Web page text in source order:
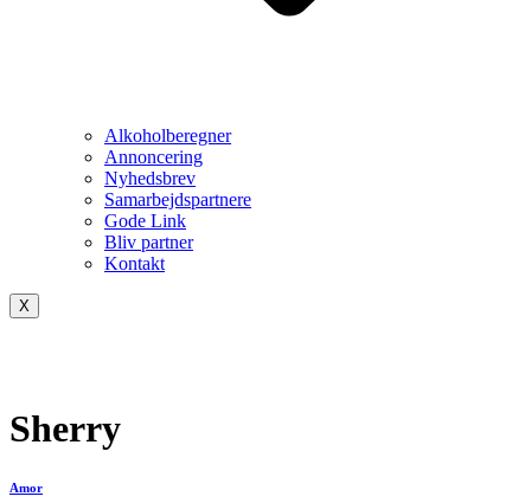
Alkoholberegner
Annoncering
Nyhedsbrev
Samarbejdspartnere
Gode Link
Bliv partner
Kontakt
X
Sherry
Amor